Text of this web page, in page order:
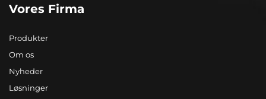
Vores Firma
Produkter
Om os
Nyheder
Løsninger